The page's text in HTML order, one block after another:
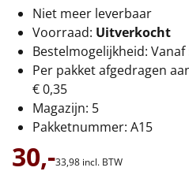
Alle kerstpakketten 2026
Thema
Origineel
Rituals
Luxe
Niet meer leverbaar
Voorraad: Uitverkocht
Bestelmogelijkheid: Vanaf
Per pakket afgedragen
€ 0,35
Magazijn: 5
Pakketnummer: A15
30,-33,98 incl. BTW